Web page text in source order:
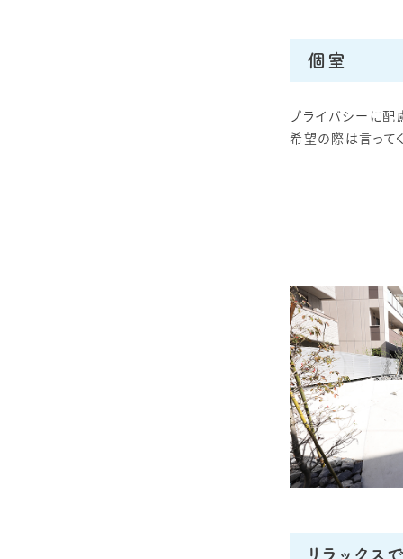
個室
プライバシーに配
希望の際は言って
リラックス